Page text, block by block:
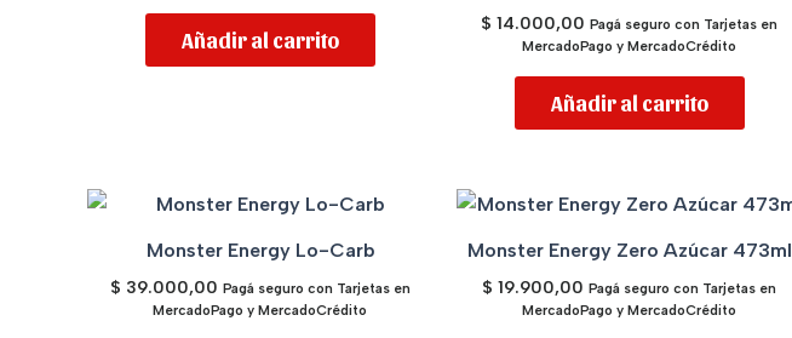
Añadir al carrito
$ 14.000,00 Pagá seguro con Tarjetas en
MercadoPago y MercadoCrédito
Añadir al carrito
Monster Energy Lo-Carb
$ 39.000,00 Pagá seguro con Tarjetas en
MercadoPago y MercadoCrédito
Monster Energy Zero Azúcar 473ml
$ 19.900,00 Pagá seguro con Tarjetas en
MercadoPago y MercadoCrédito